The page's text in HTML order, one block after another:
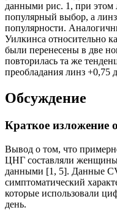
данными рис. 1, при этом
популярный выбор, а
популярности.
Уилкинса относительно
были перенесены в две
повторилась та же
пре­обладания линз +0,75
Обсуждение
Краткое изложение
Вывод о том, что
ЦНГ составляли
данными [1, 5]. Данные
симптоматический
которые использовали
день.